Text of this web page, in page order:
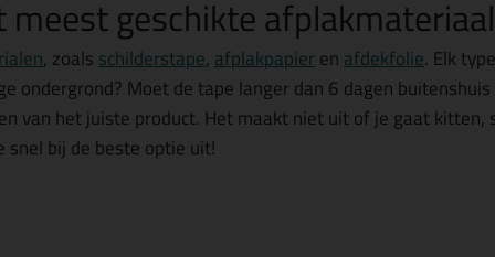
meest geschikte afplakmateriaal
, zoalsschilderstape,afplakpapierenafdekfolie. Elk
ondergrond? Moet de tape langer dan 6 dagen
van het juiste product. Het maakt niet uit of je gaat
snel bij de beste optie uit!